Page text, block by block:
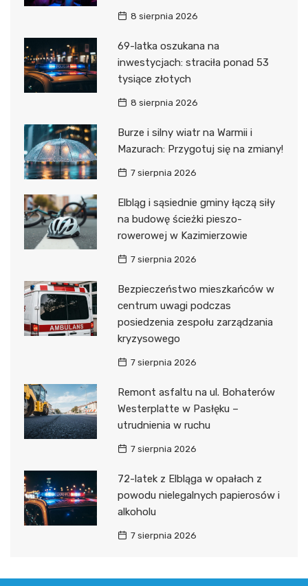
8 sierpnia 2026
69-latka oszukana na
inwestycjach: straciła ponad 53
tysiące złotych
8 sierpnia 2026
Burze i silny wiatr na Warmii i
Mazurach: Przygotuj się na zmiany!
7 sierpnia 2026
Elbląg i sąsiednie gminy łączą siły
na budowę ścieżki pieszo-
rowerowej w Kazimierzowie
7 sierpnia 2026
Bezpieczeństwo mieszkańców w
centrum uwagi podczas
posiedzenia zespołu zarządzania
kryzysowego
7 sierpnia 2026
Remont asfaltu na ul. Bohaterów
Westerplatte w Pasłęku –
utrudnienia w ruchu
7 sierpnia 2026
72-latek z Elbląga w opałach z
powodu nielegalnych papierosów i
alkoholu
7 sierpnia 2026